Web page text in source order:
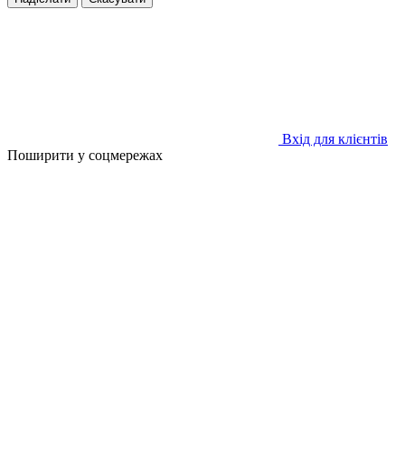
Вхід для клієнтів
Поширити у соцмережах